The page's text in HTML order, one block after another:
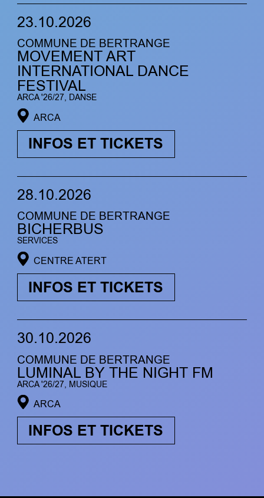
23.10.2026
COMMUNE DE BERTRANGE
MOVEMENT ART
INTERNATIONAL DANCE
FESTIVAL
ARCA '26/27, DANSE
ARCA
INFOS ET TICKETS
28.10.2026
COMMUNE DE BERTRANGE
BICHERBUS
SERVICES
CENTRE ATERT
INFOS ET TICKETS
30.10.2026
COMMUNE DE BERTRANGE
LUMINAL BY THE NIGHT FM
ARCA '26/27, MUSIQUE
ARCA
INFOS ET TICKETS